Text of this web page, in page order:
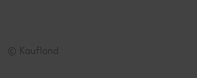
© Kaufland